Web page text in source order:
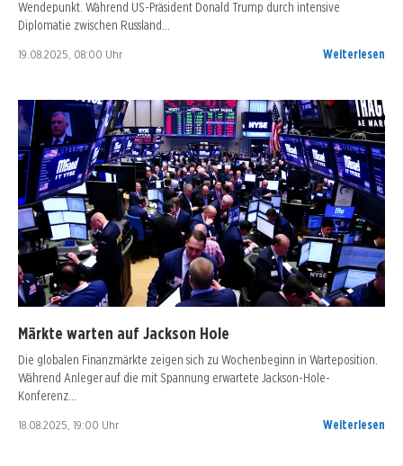
Wendepunkt. Während US-Präsident Donald Trump durch intensive
Diplomatie zwischen Russland…
19.08.2025, 08:00 Uhr Weiterlesen
Märkte warten auf Jackson Hole
Die globalen Finanzmärkte zeigen sich zu Wochenbeginn in Warteposition.
Während Anleger auf die mit Spannung erwartete Jackson-Hole-
Konferenz…
18.08.2025, 19:00 Uhr Weiterlesen